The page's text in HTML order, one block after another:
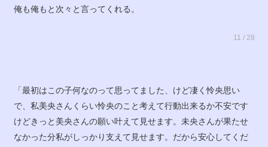
俺も俺もと次々と言ってくれる。
11 / 28
「最初はこの子何なのって思ってました、けど凄く怜央思い
で、私美央さんくらい怜央のこと考えて行動出来るか不安です
けどきっと美央さんの願い叶えて見せます。未央さんが果たせ
なかった分私がしっかり支えて見せます。だから安心してくだ